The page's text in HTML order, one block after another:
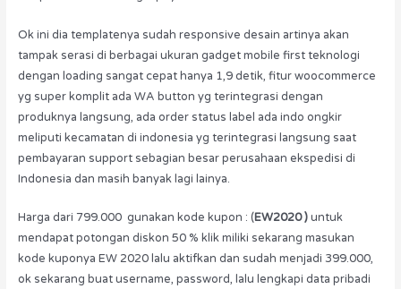
Ok ini dia templatenya sudah responsive desain artinya akan
tampak serasi di berbagai ukuran gadget mobile first teknologi
dengan loading sangat cepat hanya 1,9 detik, fitur woocommerce
yg super komplit ada WA button yg terintegrasi dengan
produknya langsung, ada order status label ada indo ongkir
meliputi kecamatan di indonesia yg terintegrasi langsung saat
pembayaran support sebagian besar perusahaan ekspedisi di
Indonesia dan masih banyak lagi lainya.
Harga dari 799.000 gunakan kode kupon : (EW2020 )untuk
mendapat potongan diskon 50 % klik miliki sekarang masukan
kode kuponya EW 2020 lalu aktifkan dan sudah menjadi 399.000,
ok sekarang buat username, password, lalu lengkapi data pribadi